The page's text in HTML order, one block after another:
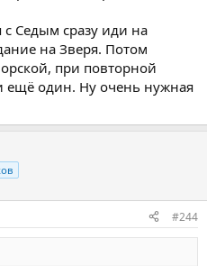
с Седым сразу иди на
на Зверя. Потом
при повторной
ещё один. Ну очень нужная
#244